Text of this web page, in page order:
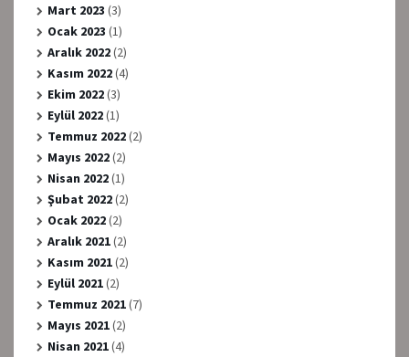
Mart 2023 (3)
Ocak 2023 (1)
Aralık 2022(2)
Kasım 2022(4)
Ekim 2022(3)
Eylül 2022(1)
Temmuz 2022(2)
Mayıs 2022(2)
Nisan 2022(1)
Şubat 2022(2)
Ocak 2022(2)
Aralık 2021(2)
Kasım 2021(2)
Eylül 2021(2)
Temmuz 2021(7)
Mayıs 2021(2)
Nisan 2021(4)